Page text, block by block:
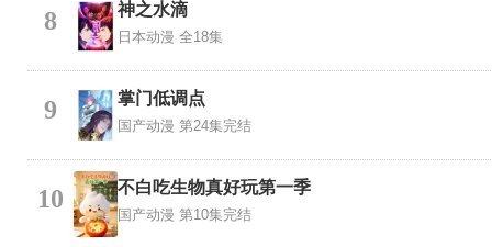
8 神之水滴
日本动漫 全18集
9 掌门低调点
国产动漫 第24集完结
10 不白吃生物真好玩第一季
国产动漫 第10集完结